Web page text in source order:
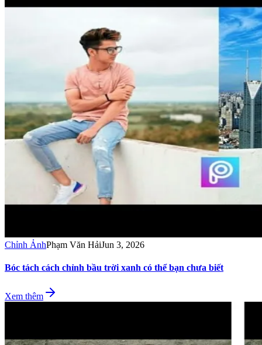
Chỉnh ẢnhPhạm Văn HảiJun 3, 2026
Bóc tách cách chỉnh bầu trời xanh có thể bạn chưa biết
Xem thêm